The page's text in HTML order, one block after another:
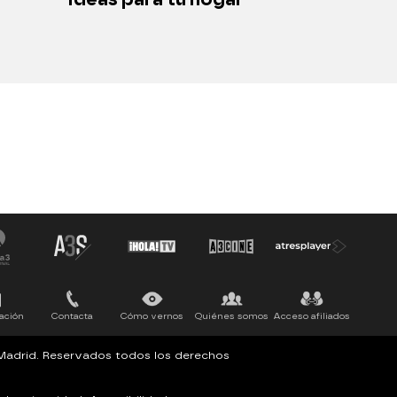
Contacta Cómo vernos Quiénes somos Acceso afiliados
Reservados todos los derechos